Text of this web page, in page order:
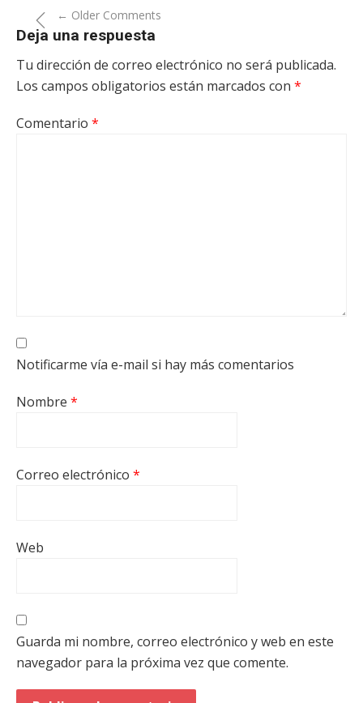
Comment
navigation
← Older Comments
Deja una respuesta
Tu dirección de correo electrónico no será publicada.
Los campos obligatorios están marcados con *
Comentario *
Notificarme vía e-mail si hay más comentarios
Nombre *
Correo electrónico *
Web
Guarda mi nombre, correo electrónico y web en este
navegador para la próxima vez que comente.